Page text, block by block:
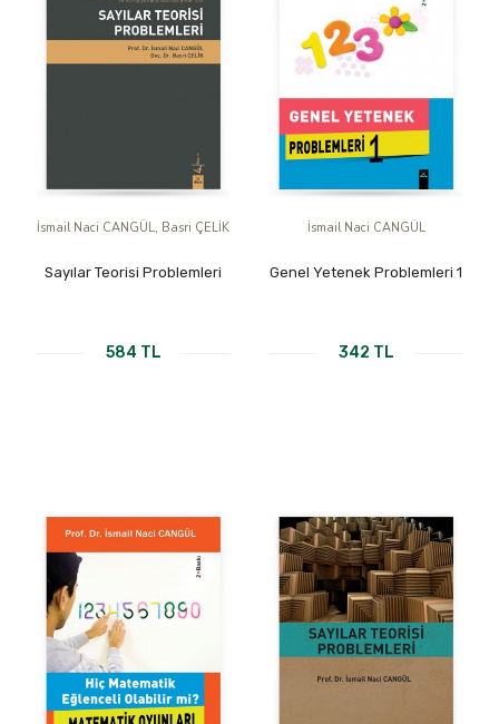
İsmail Naci CANGÜL, Basri ÇELİK
Sayılar Teorisi Problemleri
584 TL
İsmail Naci CANGÜL
Genel Yetenek Problemleri 1
342 TL